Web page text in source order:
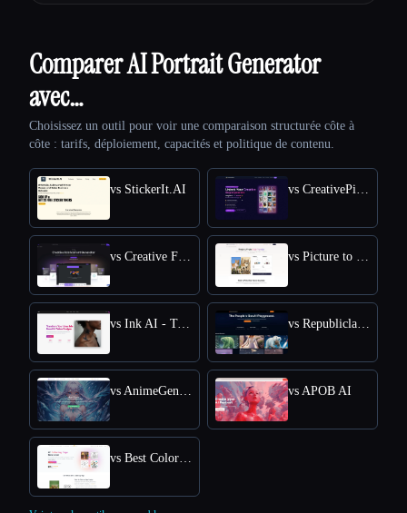
Comparer AI Portrait Generator
avec…
Choisissez un outil pour voir une comparaison structurée côte à
côte : tarifs, déploiement, capacités et politique de contenu.
vs StickerIt.AI vs CreativePixel
vs Creative Fabrica vs Picture to Drawing
vs Ink AI - Tattoo Generator vs Republiclabs.ai
vs AnimeGenius vs APOB AI
vs Best Coloring Pages AI